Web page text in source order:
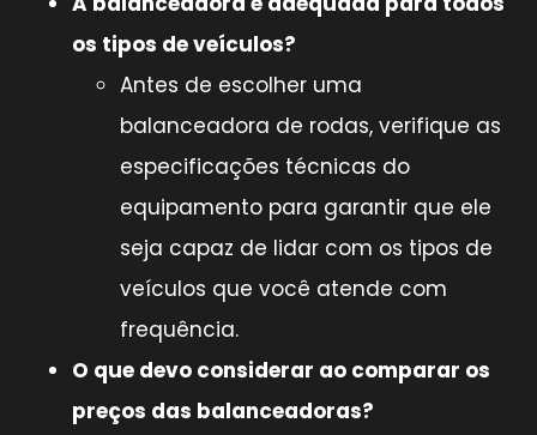
os tipos de veículos?
Antes de escolher uma
balanceadora de rodas, verifique as
especificações técnicas do
equipamento para garantir que ele
seja capaz de lidar com os tipos de
veículos que você atende com
frequência.
O que devo considerar ao comparar os
preços das balanceadoras?